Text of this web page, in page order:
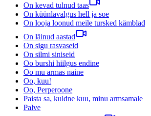
On kevad tulnud taas
On küünlavalgus hell ja soe
On looja loonud meile tursked kämblad
On läinud aastad
On sigu rasvaseid
On silmi siniseid
Oo burshi hiilgus endine
Oo mu armas naine
Oo, kuu!
Oo, Perperoone
Paista sa, kuldne kuu, minu armsamale
Palve